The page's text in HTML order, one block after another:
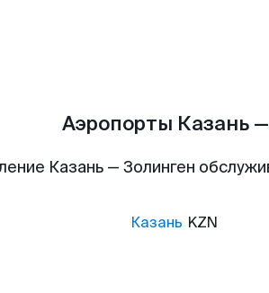
Аэропорты Казань
Казань — Золинген
Казань KZN